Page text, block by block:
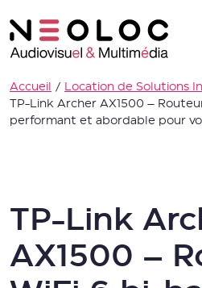
Accueil / Location de Solutions
TP-Link Archer AX1500 –
performant et abordable pour
TP-Link
AX1500 –